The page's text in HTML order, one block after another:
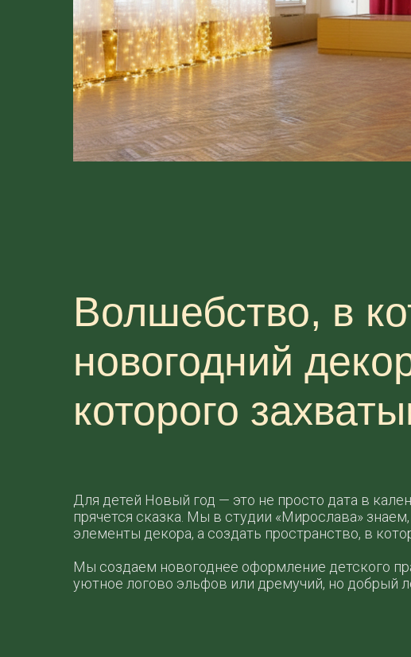
Волшебство, в
новогодний
которого
Для детей Новый год — это не просто дата в
прячется сказка. Мы в студии «Мирослава»
элементы декора, а создать пространство, в
Мы создаем новогоднее оформление детского
уютное логово эльфов или дремучий, но добрый